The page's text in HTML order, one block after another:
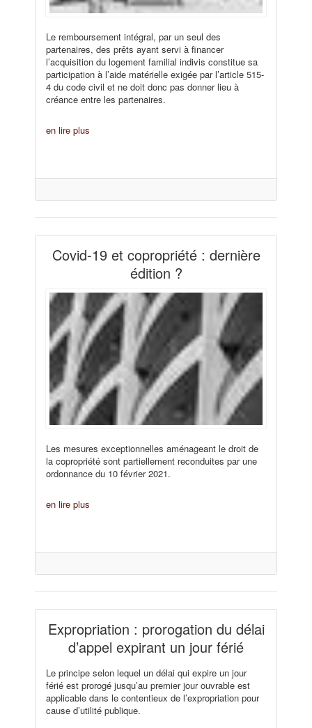
Le remboursement intégral, par un seul des
partenaires, des prêts ayant servi à financer
l’acquisition du logement familial indivis constitue sa
participation à l’aide matérielle exigée par l’article 515-
4 du code civil et ne doit donc pas donner lieu à
créance entre les partenaires.
en lire plus
Covid-19 et copropriété : dernière
édition ?
Les mesures exceptionnelles aménageant le droit de
la copropriété sont partiellement reconduites par une
ordonnance du 10 février 2021.
en lire plus
Expropriation : prorogation du délai
d’appel expirant un jour férié
Le principe selon lequel un délai qui expire un jour
férié est prorogé jusqu’au premier jour ouvrable est
applicable dans le contentieux de l’expropriation pour
cause d’utilité publique.